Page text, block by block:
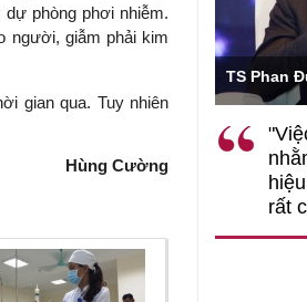
phòng phơi nhiễm.
người, giẫm phải kim
gian qua. Tuy nhiên
Hùng Cường
khóa không chỉ mang ý
TS Phan
rất